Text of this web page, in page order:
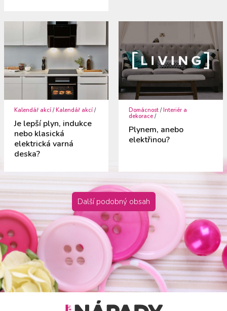
Kalendář akcí /Kalendář akcí /
Je lepší plyn, indukce
nebo klasická
elektrická varná
deska?
Domácnost /Interiér a
dekorace /
Plynem, anebo
elektřinou?
Další podobný obsah